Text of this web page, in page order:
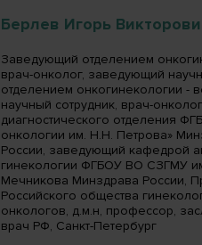
Берлев Игорь
Заведующий отделением
врач-онколог, заведующий
отделением онкогинекологии -
научный сотрудник, врач-
диагностического отделения
онкологии им. Н.Н. Петрова»
России, заведующий кафедрой
гинекологии ФГБОУ ВО СЗГМУ
Мечникова Минздрава России,
Российского общества
онкологов, д.м.н, профессор,
врач РФ, Санкт-Петербург